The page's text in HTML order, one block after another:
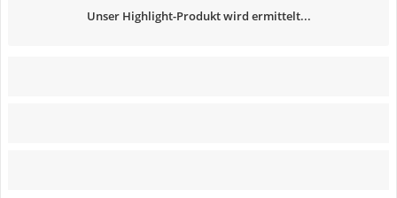
Unser Highlight-Produkt wird ermittelt...